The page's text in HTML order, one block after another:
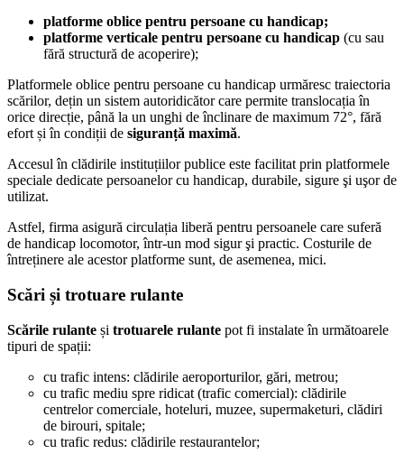
platforme oblice pentru persoane cu handicap;
platforme verticale pentru persoane cu handicap (cu sau
fără structură de acoperire);
Platformele oblice pentru persoane cu handicap urmăresc traiectoria
scărilor, dețin un sistem autoridicător care permite translocația în
orice direcție, până la un unghi de înclinare de maximum 72°, fără
efort și în condiții de siguranță maximă.
Accesul în clădirile instituțiilor publice este facilitat prin platformele
speciale dedicate persoanelor cu handicap, durabile, sigure şi uşor de
utilizat.
Astfel, firma asigură circulația liberă pentru persoanele care suferă
de handicap locomotor, într-un mod sigur şi practic. Costurile de
întreținere ale acestor platforme sunt, de asemenea, mici.
Scări și trotuare rulante
Scările rulante și trotuarele rulante pot fi instalate în următoarele
tipuri de spații:
cu trafic intens: clădirile aeroporturilor, gări, metrou;
cu trafic mediu spre ridicat (trafic comercial): clădirile
centrelor comerciale, hoteluri, muzee, supermaketuri, clădiri
de birouri, spitale;
cu trafic redus: clădirile restaurantelor;